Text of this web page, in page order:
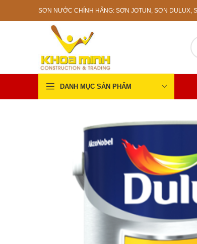
SƠN NƯỚC CHÍNH HÃNG: SƠN JOTUN, SƠN DULUX,
DANH MỤC SẢN PHẨM